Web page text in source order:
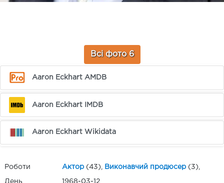
Всі фото 6
Aaron Eckhart AMDB
Aaron Eckhart IMDB
Aaron Eckhart Wikidata
Роботи Актор (43), Виконавчий продюсер (3),
День
1968-03-12